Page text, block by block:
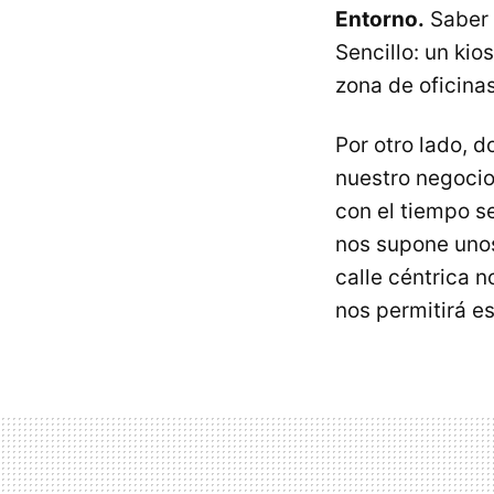
Entorno.
Sencillo: un
zona de
Por otro lado,
nuestro
con el tiempo
nos supone
calle céntrica
nos permitirá